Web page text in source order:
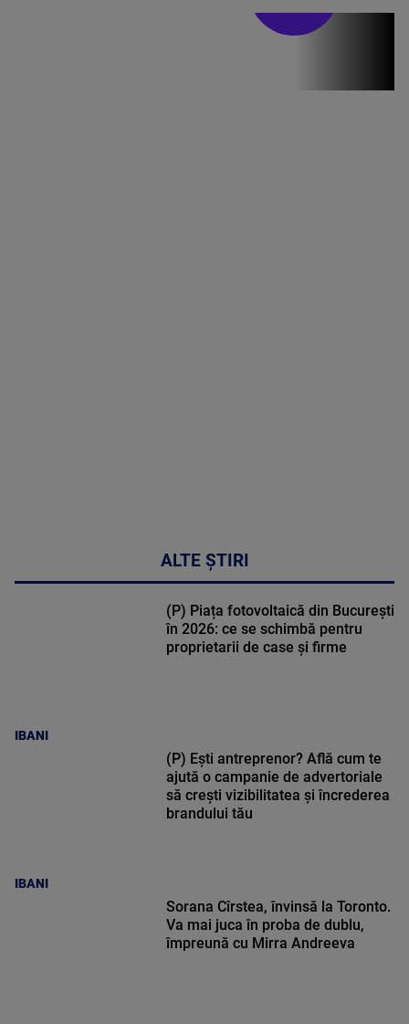
ALTE ȘTIRI
IBANI
(P) Piața fotovoltaică din București
în 2026: ce se schimbă pentru
proprietarii de case și firme
IBANI
(P) Ești antreprenor? Află cum te
ajută o campanie de advertoriale
să crești vizibilitatea și încrederea
brandului tău
Sorana Cîrstea, învinsă la Toronto.
Va mai juca în proba de dublu,
împreună cu Mirra Andreeva